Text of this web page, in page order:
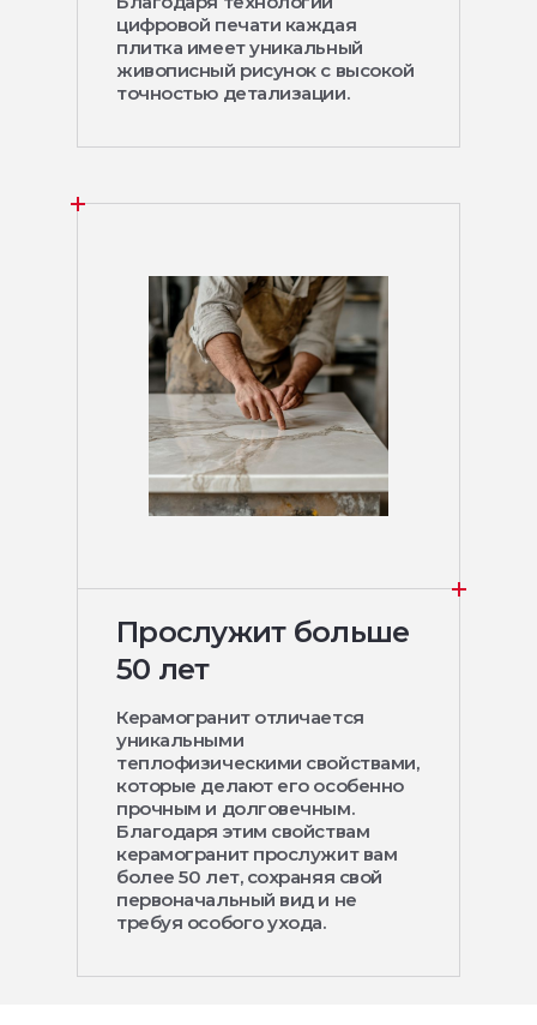
цифровой печати каждая
плитка имеет уникальный
живописный рисунок с высокой
точностью детализации.
Прослужит больше
50 лет
Керамогранит отличается
уникальными
теплофизическими свойствами,
которые делают его особенно
прочным и долговечным.
Благодаря этим свойствам
керамогранит прослужит вам
более 50 лет, сохраняя свой
первоначальный вид и не
требуя особого ухода.